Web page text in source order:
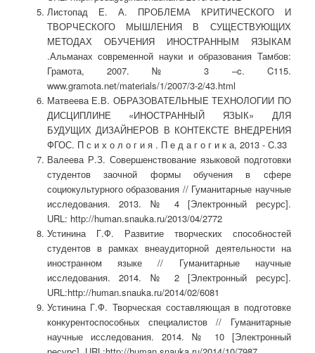
Листопад Е. А. ПРОБЛЕМА КРИТИЧЕСКОГО И
ТВОРЧЕСКОГО МЫШЛЕНИЯ В СУЩЕСТВУЮЩИХ
МЕТОДАХ ОБУЧЕНИЯ ИНОСТРАННЫМ ЯЗЫКАМ
.Альманах современной науки и образования Тамбов:
Грамота, 2007. № 3 –c. C115.
www.gramota.net/materials/1/2007/3-2/43.html
Матвеева Е.В. ОБРАЗОВАТЕЛЬНЫЕ ТЕХНОЛОГИИ ПО
ДИСЦИПЛИНЕ «ИНОСТРАННЫЙ ЯЗЫК» ДЛЯ
БУДУЩИХ ДИЗАЙНЕРОВ В КОНТЕКСТЕ ВНЕДРЕНИЯ
ФГОС. П с и х о л о г и я . П е д а г о г и к а, 2013 - C.33
Валеева Р.З. Совершенствование языковой подготовки
студентов заочной формы обучения в сфере
социокультурного образования // Гуманитарные научные
исследования. 2013. № 4 [Электронный ресурс].
URL: http://human.snauka.ru/2013/04/2772
Устинина Г.Ф. Развитие творческих способностей
студентов в рамках внеаудиторной деятельности на
иностранном языке // Гуманитарные научные
исследования. 2014. № 2 [Электронный ресурс].
URL:http://human.snauka.ru/2014/02/6081
Устинина Г.Ф. Творческая составляющая в подготовке
конкурентоспособных специалистов // Гуманитарные
научные исследования. 2014. № 10 [Электронный